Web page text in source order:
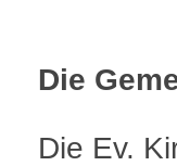
Die
Die Ev.